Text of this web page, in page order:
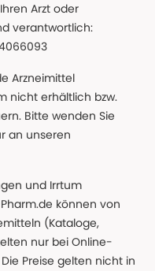
Arzt oder
verantwortlich:
Arzneimittel
nicht erhältlich bzw.
Bitte wenden Sie
an unseren
und Irrtum
können von
(Kataloge,
nur bei Online-
Preise gelten nicht in